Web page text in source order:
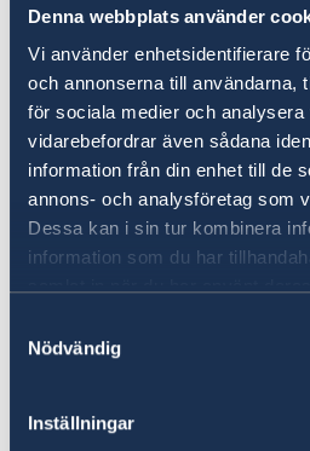
Denna webbplats använder
Vi använder enhetsidentifierare
och annonserna till användarna,
för sociala medier och
vidarebefordrar även sådana
information från din enhet till de
annons- och analysföretag som
Dessa kan i sin tur kombinera
information som du har
Nödvändig
Inställningar
Studying in Sweden
Moving to someone in Sweden
Apply for a residence permit
No local information is
Please contact the
any local conditions. A link
found at the bottom of the
Basic information
Sweden
Basic information
available here. In some
conditions also apply –
drop-down list.